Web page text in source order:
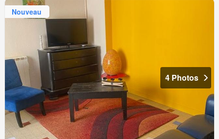
Nouveau
4 Photos